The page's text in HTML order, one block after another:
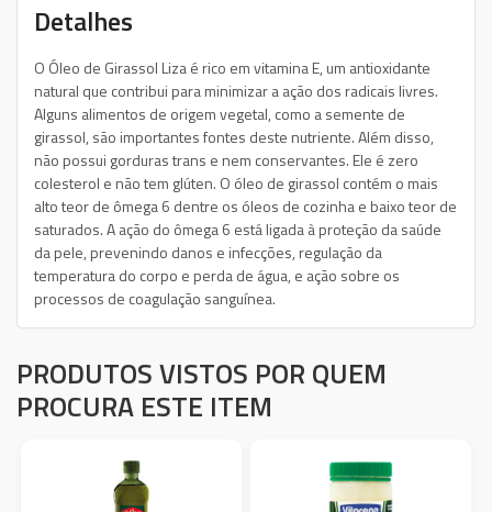
Detalhes
O Óleo de Girassol Liza é rico em vitamina E, um antioxidante
natural que contribui para minimizar a ação dos radicais livres.
Alguns alimentos de origem vegetal, como a semente de
girassol, são importantes fontes deste nutriente. Além disso,
não possui gorduras trans e nem conservantes. Ele é zero
colesterol e não tem glúten. O óleo de girassol contém o mais
alto teor de ômega 6 dentre os óleos de cozinha e baixo teor de
saturados. A ação do ômega 6 está ligada à proteção da saúde
da pele, prevenindo danos e infecções, regulação da
temperatura do corpo e perda de água, e ação sobre os
processos de coagulação sanguínea.
PRODUTOS VISTOS POR QUEM
PROCURA ESTE ITEM